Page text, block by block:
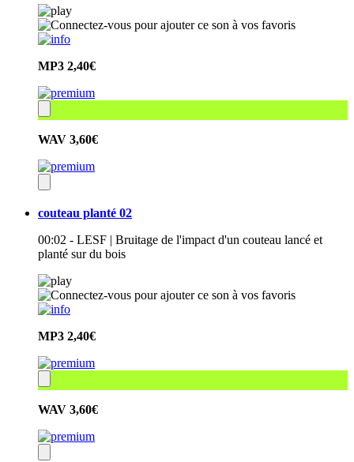
MP3 2,40€
WAV 3,60€
couteau planté 02
00:02 - LESF | Bruitage de l'impact d'un couteau lancé et
planté sur du bois
MP3 2,40€
WAV 3,60€